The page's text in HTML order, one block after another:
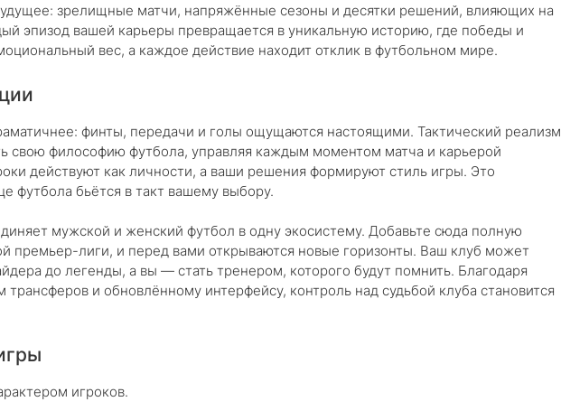
зрелищные матчи, напряжённые сезоны и десятки решений, влияющих на
эпизод вашей карьеры превращается в уникальную историю, где победы и
вес, а каждое действие находит отклик в футбольном мире.
финты, передачи и голы ощущаются настоящими. Тактический реализм
свою философию футбола, управляя каждым моментом матча и карьерой
действуют как личности, а ваши решения формируют стиль игры. Это
футбола бьётся в такт вашему выбору.
мужской и женский футбол в одну экосистему. Добавьте сюда полную
премьер-лиги, и перед вами открываются новые горизонты. Ваш клуб может
до легенды, а вы — стать тренером, которого будут помнить. Благодаря
и обновлённому интерфейсу, контроль над судьбой клуба становится
игроков.